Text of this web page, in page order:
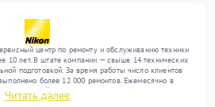
центр по ремонту и обслуживанию техники
10 лет. В штате компании — свыше 14 технических
подготовкой. За время работы число клиентов
более 12 000 ремонтов. Ежемесячно в
300 устройств, включая , , . Мы выполняем ремонт
и гарантируем высокое качество обслуживания
Читать далее